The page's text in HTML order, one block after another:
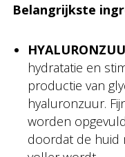
Belangrijkste
hydratatie en
productie van
hyaluronzuur.
worden
doordat de huid